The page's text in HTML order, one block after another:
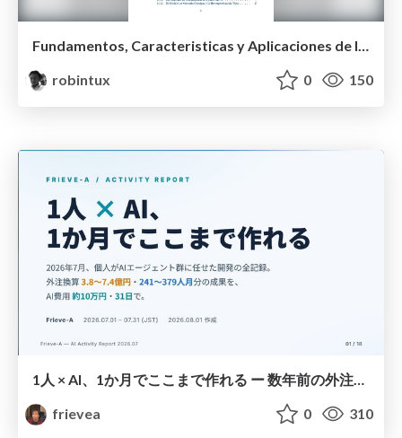
Fundamentos, Caracteristicas y Aplicaciones de los Modulos NumPy , Matplotlib y Pandas
robintux
0 150
1人 × AI、1か月でここまで作れる ー 数年前の外注換算3.8〜7.4億円・241〜379人月分の作業を、AI費用 約10万円・31日で
frievea
0 310